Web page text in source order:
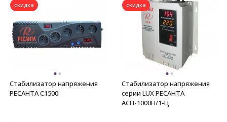
скидка
Стабилизатор напряжения
РЕСАНТА С1500
скидка
Стабилизатор напряжения
серии LUX РЕСАНТА
АСН-1000Н/1-Ц